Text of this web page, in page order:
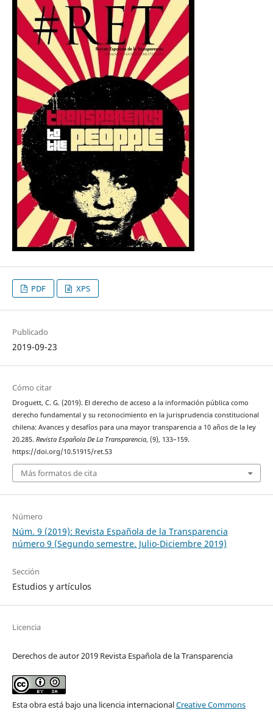
PDF XPS
Publicado
2019-09-23
Cómo citar
Droguett, C. G. (2019). El derecho de acceso a la información pública como
derecho fundamental y su reconocimiento en la jurisprudencia constitucional
chilena: Avances y desafíos para una mayor transparencia a 10 años de la ley
20.285. Revista Española De La Transparencia, (9), 133–159.
https://doi.org/10.51915/ret.53
Más formatos de cita
Número
Núm. 9 (2019): Revista Española de la Transparencia
número 9 (Segundo semestre. Julio-Diciembre 2019)
Sección
Estudios y artículos
Licencia
Derechos de autor 2019 Revista Española de la Transparencia
Esta obra está bajo una licencia internacionalCreative Commons